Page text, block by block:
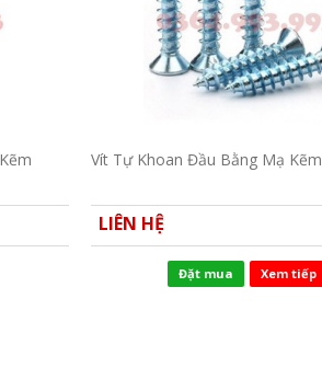
Vít Tự Khoan Đầu Bằng Mạ Kẽm
LIÊN HỆ
Đặt mua Xem tiếp